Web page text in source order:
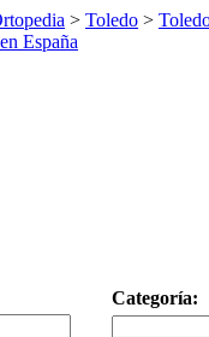
> Toledo >
Categoría: